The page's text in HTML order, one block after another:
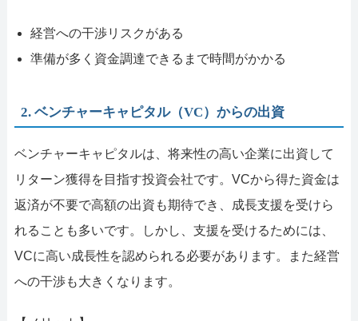
経営への干渉リスクがある
準備が多く資金調達できるまで時間がかかる
2. ベンチャーキャピタル（VC）からの出資
ベンチャーキャピタルは、将来性の高い企業に出資して
リターン獲得を目指す投資会社です。VCから得た資金は
返済が不要で高額の出資も期待でき、成長支援を受けら
れることも多いです。しかし、支援を受けるためには、
VCに高い成長性を認められる必要があります。また経営
への干渉も大きくなります。